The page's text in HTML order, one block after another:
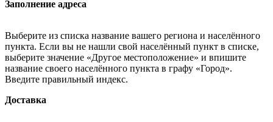
Заполнение адреса
Выберите из списка название вашего региона и населённого
пункта. Если вы не нашли свой населённый пункт в списке,
выберите значение «Другое местоположение» и впишите
название своего населённого пункта в графу «Город».
Введите правильный индекс.
Доставка